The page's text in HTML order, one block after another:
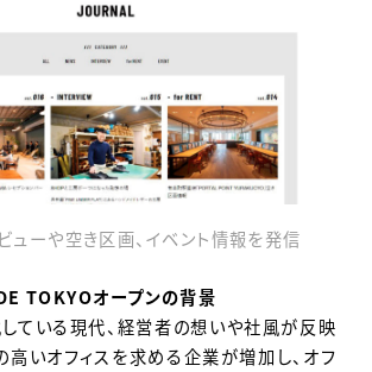
ーや空き区画、イベント情報を発信
TOKYOオープンの背景
ている現代、経営者の想いや社風が反映
高いオフィスを求める企業が増加し、オフ